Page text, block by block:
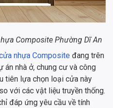
Composite Phường Dĩ An
nhựa Composite đang trên
án nhà ở, chung cư và công
tiên lựa chọn loại cửa này
với các vật liệu truyền thống.
đáp ứng yêu cầu về tính